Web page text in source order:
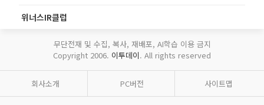
위너스IR클럽
무단전재 및 수집, 복사, 재배포, AI학습 이용 금지
Copyright 2006. 이투데이. All rights reserved
회사소개 PC버전 사이트맵